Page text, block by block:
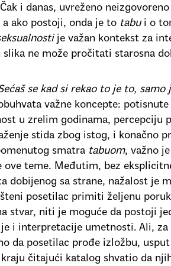
i danas, uvreženo
a ako postoji, onda je to tabui o
je važan kontekst za
slika ne može pročitati starosna
se kad si rekao to je to,
važne koncepte:
u zrelim godinama, percepciju
stida zbog istog, i konačno
smatra tabuom, važno
ove teme. Međutim, bez
dobijenog sa strane, nažalost je
posetilac primiti željenu
stvar, niti je moguće da postoji
i interpretacije umetnosti. Ali,
da posetilac prođe izložbu,
kraju čitajući katalog shvatio da